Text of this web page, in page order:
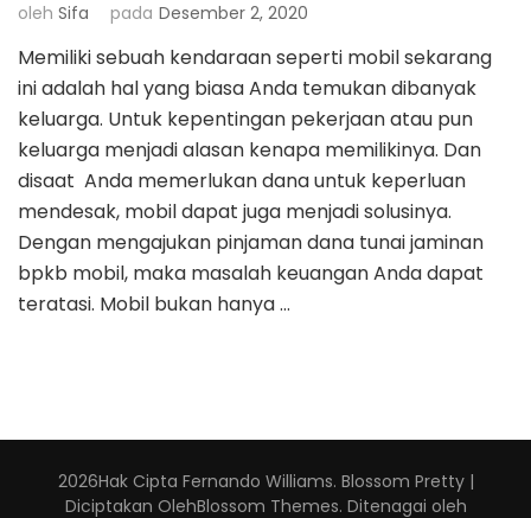
oleh Sifa pada Desember 2, 2020
Memiliki sebuah kendaraan seperti mobil sekarang
ini adalah hal yang biasa Anda temukan dibanyak
keluarga. Untuk kepentingan pekerjaan atau pun
keluarga menjadi alasan kenapa memilikinya. Dan
disaat Anda memerlukan dana untuk keperluan
mendesak, mobil dapat juga menjadi solusinya.
Dengan mengajukan pinjaman dana tunai jaminan
bpkb mobil, maka masalah keuangan Anda dapat
teratasi. Mobil bukan hanya …
2026Hak Cipta Fernando Williams. Blossom Pretty |
Diciptakan OlehBlossom Themes. Ditenagai oleh